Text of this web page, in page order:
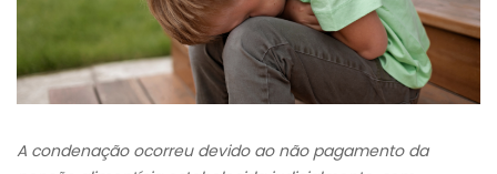
A condenação ocorreu devido ao não pagamento da